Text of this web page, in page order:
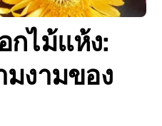
กไม้แห้ง:
มงามของ